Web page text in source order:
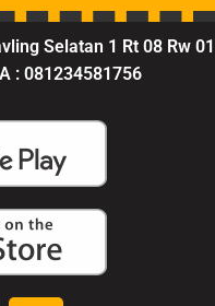
Selatan 1 Rt 08 Rw 01
: 081234581756